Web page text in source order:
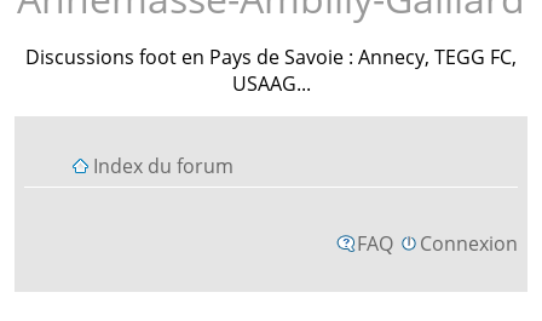
Discussions foot en Pays de Savoie : Annecy, TEGG FC,
USAAG...
Index du forum
FAQ Connexion